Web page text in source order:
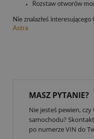
Rozstaw otworów
Nie znalazłeś
Astra
MASZ PYTANIE?
Nie jesteś pewien,
samochodu?
po numerze VIN do